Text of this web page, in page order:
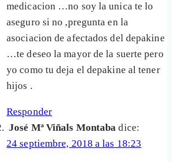
medicacion …no soy la unica te lo
aseguro si no ,pregunta en la
asociacion de afectados del depakine
…te deseo la mayor de la suerte pero
yo como tu deja el depakine al tener
hijos .
Responder
José Mª Viñals Montaba dice:
24 septiembre, 2018 a las 18:23